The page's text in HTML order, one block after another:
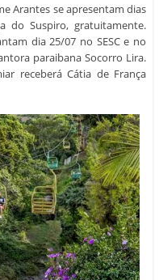
Arantes se apresentam dias
do Suspiro, gratuitamente.
dia 25/07 no SESC e no
paraibana Socorro Lira.
receberá Cátia de França